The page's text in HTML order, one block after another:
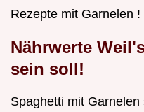
Rezepte mit Garnelen !
Nährwerte
sein soll!
Spaghetti mit